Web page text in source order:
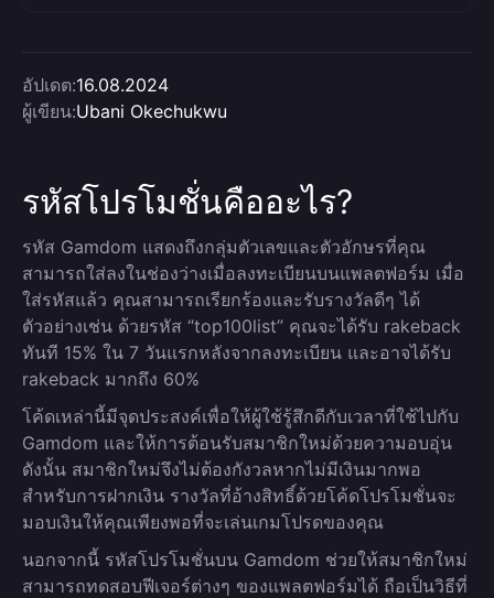
อัปเดต:16.08.2024
ผู้เขียน:Ubani Okechukwu
รหัสโปรโมชั่นคืออะไร?
รหัส Gamdom แสดงถึงกลุ่มตัวเลขและตัวอักษรที่คุณ
สามารถใส่ลงในช่องว่างเมื่อลงทะเบียนบนแพลตฟอร์ม เมื่อ
ใส่รหัสแล้ว คุณสามารถเรียกร้องและรับรางวัลดีๆ ได้
ตัวอย่างเช่น ด้วยรหัส “top100list” คุณจะได้รับ rakeback
ทันที 15% ใน 7 วันแรกหลังจากลงทะเบียน และอาจได้รับ
rakeback มากถึง 60%
โค้ดเหล่านี้มีจุดประสงค์เพื่อให้ผู้ใช้รู้สึกดีกับเวลาที่ใช้ไปกับ
Gamdom และให้การต้อนรับสมาชิกใหม่ด้วยความอบอุ่น
ดังนั้น สมาชิกใหม่จึงไม่ต้องกังวลหากไม่มีเงินมากพอ
สำหรับการฝากเงิน รางวัลที่อ้างสิทธิ์ด้วยโค้ดโปรโมชั่นจะ
มอบเงินให้คุณเพียงพอที่จะเล่นเกมโปรดของคุณ
นอกจากนี้ รหัสโปรโมชั่นบน Gamdom ช่วยให้สมาชิกใหม่
สามารถทดสอบฟีเจอร์ต่างๆ ของแพลตฟอร์มได้ ถือเป็นวิธีที่